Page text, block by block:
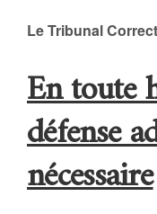
Le Tribunal
En toute
défense
nécessaire